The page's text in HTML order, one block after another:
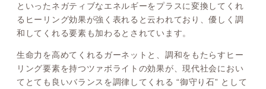
といったネガティブなエネルギーをプラスに変換してくれ
るヒーリング効果が強く表れると云われており、優しく調
和してくれる要素も加わるとされています。
生命力を高めてくれるガーネットと、調和をもたらすヒー
リング要素を持つツァボライトの効果が、現代社会におい
てとても良いバランスを調律してくれる “御守り石” として